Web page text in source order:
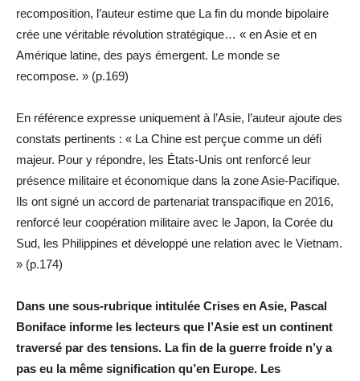
recomposition, l’auteur estime que La fin du monde bipolaire
crée une véritable révolution stratégique… « en Asie et en
Amérique latine, des pays émergent. Le monde se
recompose. » (p.169)
En référence expresse uniquement à l’Asie, l’auteur ajoute des
constats pertinents : « La Chine est perçue comme un défi
majeur. Pour y répondre, les États-Unis ont renforcé leur
présence militaire et économique dans la zone Asie-Pacifique.
Ils ont signé un accord de partenariat transpacifique en 2016,
renforcé leur coopération militaire avec le Japon, la Corée du
Sud, les Philippines et développé une relation avec le Vietnam.
» (p.174)
Dans une sous-rubrique intitulée Crises en Asie, Pascal
Boniface informe les lecteurs que l’Asie est un continent
traversé par des tensions. La fin de la guerre froide n’y a
pas eu la même signification qu’en Europe. Les